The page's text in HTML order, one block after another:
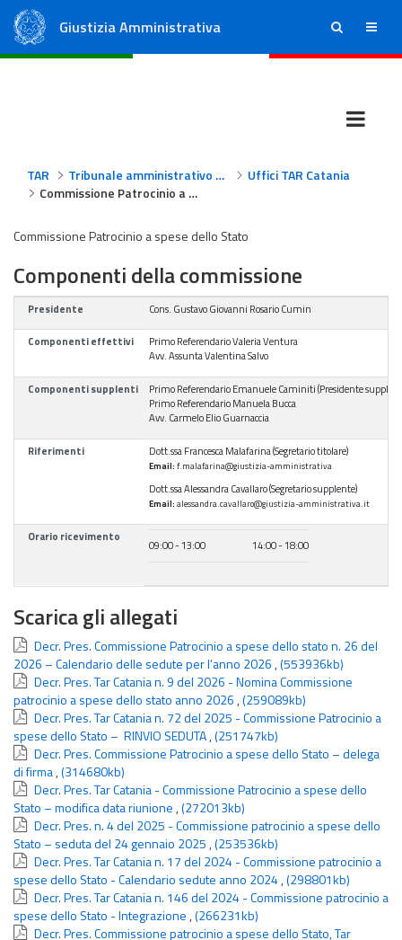
Giustizia Amministrativa ricerca menu
TAR Tribunale amministrativo regionale per la Sicilia - Catania
Uffici TAR Catania
Commissione Patrocinio a spese dello Stato
Commissione Patrocinio a spese dello Stato
Componenti della commissione
Presidente Cons. Gustavo Giovanni Rosario Cumin
Componenti effettivi
Primo Referendario Valeria Ventura
Avv. Assunta Valentina Salvo
Componenti supplenti
Primo Referendario Emanuele Caminiti (Presidente
Primo Referendario Manuela Bucca
Avv. Carmelo Elio Guarnaccia
Riferimenti Dott.ssa Francesca Malafarina (Segretario titolare)
Email: f.malafarina@giustizia-amministrativa
Dott.ssa Alessandra Cavallaro (Segretario supplente)
Email: alessandra.cavallaro@giustizia-amministrativa.it
Orario ricevimento
09:00 - 13:00 14:00 - 18:00
Scarica gli allegati
Decr. Pres. Commissione Patrocinio a spese dello stato n. 26 del
2026 – Calendario delle sedute per l’anno 2026 ,(553936kb)
Decr. Pres. Tar Catania n. 9 del 2026 - Nomina Commissione
patrocinio a spese dello stato anno 2026 ,(259089kb)
Decr. Pres. Tar Catania n. 72 del 2025 - Commissione Patrocinio a
spese dello Stato – RINVIO SEDUTA,(251747kb)
Decr. Pres. Commissione Patrocinio a spese dello Stato – delega
di firma,(314680kb)
Decr. Pres. Tar Catania - Commissione Patrocinio a spese dello
Stato – modifica data riunione ,(272013kb)
Decr. Pres. n. 4 del 2025 - Commissione patrocinio a spese dello
Stato – seduta del 24 gennaio 2025 ,(253536kb)
Decr. Pres. Tar Catania n. 17 del 2024 - Commissione patrocinio a
spese dello Stato - Calendario sedute anno 2024,(298801kb)
Decr. Pres. Tar Catania n. 146 del 2024 - Commissione patrocinio a
spese dello Stato - Integrazione ,(266231kb)
Decr. Pres. Commissione patrocinio a spese dello Stato, Tar